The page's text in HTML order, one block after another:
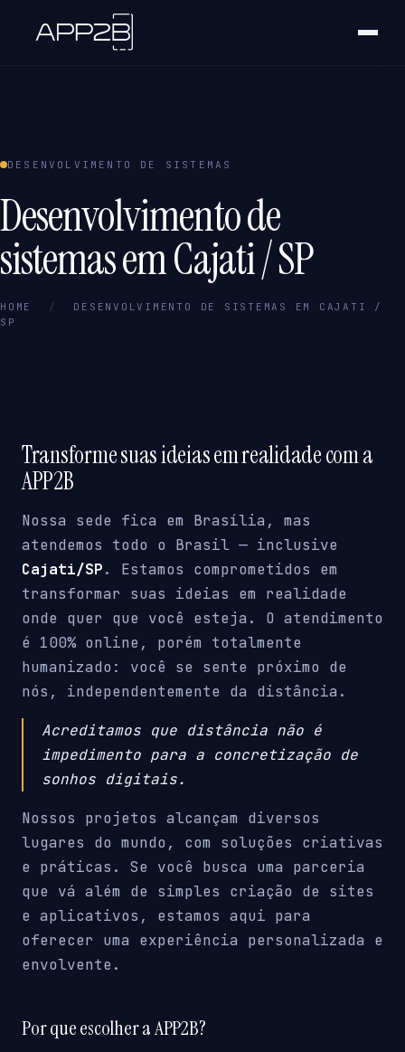
DESENVOLVIMENTO DE SISTEMAS
Desenvolvimento de
sistemas em Cajati / SP
HOME /
DESENVOLVIMENTO DE SISTEMAS EM CAJATI /
SP
Transforme suas ideias em realidade com a
APP2B
Nossa sede fica em Brasília, mas
atendemos todo o Brasil — inclusive
Cajati/SP. Estamos comprometidos em
transformar suas ideias em realidade
onde quer que você esteja. O atendimento
é 100% online, porém totalmente
humanizado: você se sente próximo de
nós, independentemente da distância.
Acreditamos que distância não é
impedimento para a concretização de
sonhos digitais.
Nossos projetos alcançam diversos
lugares do mundo, com soluções criativas
e práticas. Se você busca uma parceria
que vá além de simples criação de sites
e aplicativos, estamos aqui para
oferecer uma experiência personalizada e
envolvente.
Por que escolher a APP2B?